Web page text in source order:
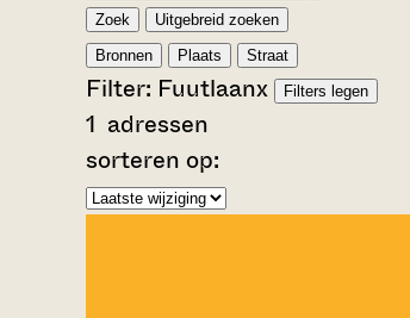
Zoek
Uitgebreid zoeken
Bronnen
Plaats Straat
Filter: Fuutlaanx Filters legen
1 adressen
sorteren op: